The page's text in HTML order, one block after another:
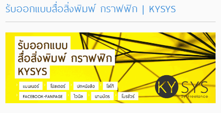
รับออกแบบสื่อสิ่งพิมพ์ กราฟฟิก | KYSYS